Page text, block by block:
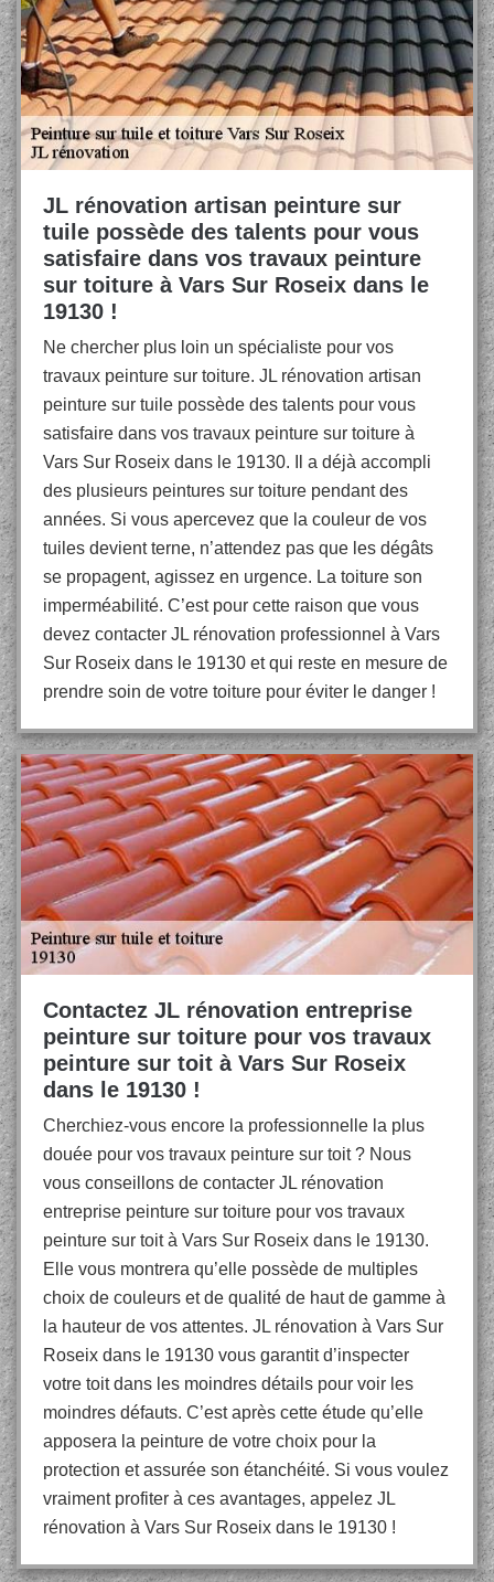
JL rénovation artisan peinture sur
tuile possède des talents pour vous
satisfaire dans vos travaux peinture
sur toiture à Vars Sur Roseix dans le
19130 !
Ne chercher plus loin un spécialiste pour vos
travaux peinture sur toiture. JL rénovation artisan
peinture sur tuile possède des talents pour vous
satisfaire dans vos travaux peinture sur toiture à
Vars Sur Roseix dans le 19130. Il a déjà accompli
des plusieurs peintures sur toiture pendant des
années. Si vous apercevez que la couleur de vos
tuiles devient terne, n’attendez pas que les dégâts
se propagent, agissez en urgence. La toiture son
imperméabilité. C’est pour cette raison que vous
devez contacter JL rénovation professionnel à Vars
Sur Roseix dans le 19130 et qui reste en mesure de
prendre soin de votre toiture pour éviter le danger !
Contactez JL rénovation entreprise
peinture sur toiture pour vos travaux
peinture sur toit à Vars Sur Roseix
dans le 19130 !
Cherchiez-vous encore la professionnelle la plus
douée pour vos travaux peinture sur toit ? Nous
vous conseillons de contacter JL rénovation
entreprise peinture sur toiture pour vos travaux
peinture sur toit à Vars Sur Roseix dans le 19130.
Elle vous montrera qu’elle possède de multiples
choix de couleurs et de qualité de haut de gamme à
la hauteur de vos attentes. JL rénovation à Vars Sur
Roseix dans le 19130 vous garantit d’inspecter
votre toit dans les moindres détails pour voir les
moindres défauts. C’est après cette étude qu’elle
apposera la peinture de votre choix pour la
protection et assurée son étanchéité. Si vous voulez
vraiment profiter à ces avantages, appelez JL
rénovation à Vars Sur Roseix dans le 19130 !